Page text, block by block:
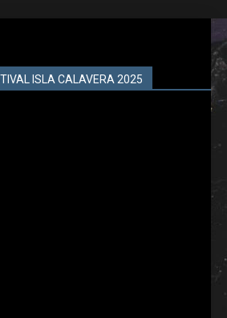
ISLA CALAVERA 2025